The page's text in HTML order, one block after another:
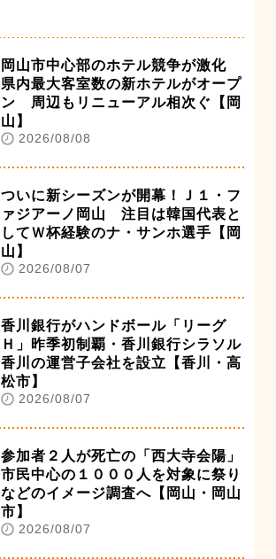
岡山市中心部のホテル競争が激化
県内最大客室数の新ホテルがオープ
ン 周辺もリニューアル相次ぐ【岡
山】
2026/08/08
ついに新シーズンが開幕！Ｊ１・フ
ァジアーノ岡山 注目は韓国代表と
してＷ杯経験のナ・サンホ選手【岡
山】
2026/08/07
香川銀行がハンドボール「リーグ
Ｈ」昨季初制覇・香川銀行シラソル
香川の運営子会社を設立【香川・高
松市】
2026/08/07
参加者２人が死亡の「西大寺会陽」
市民中心の１０００人を対象に祭り
などのイメージ調査へ【岡山・岡山
市】
2026/08/07